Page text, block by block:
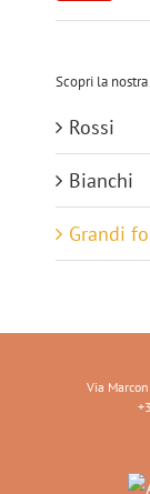
Scopri la
Rossi
Bianchi
Grandi
Via